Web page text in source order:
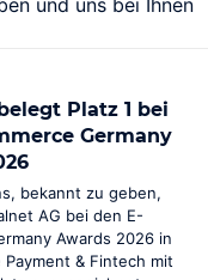
in einem
Platz 1 bei
Germany
bekannt zu geben,
AG bei den E-
Awards 2026 in
& Fintech mit